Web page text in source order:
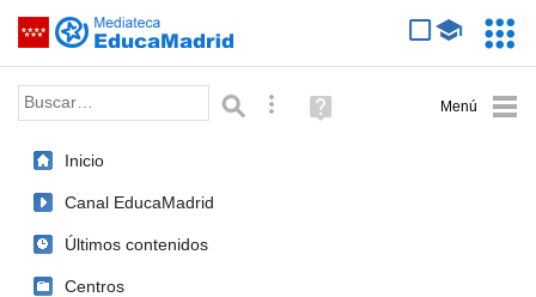
Saltar navegación
Palabra o frase: Búsqueda avanzada
Ayuda
(en
Inicio
Canal EducaMadrid
Últimos contenidos
Centros